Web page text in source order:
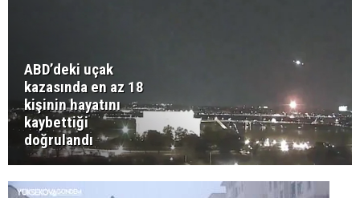
ABD’deki uçak
kazasında en az 18
kişinin hayatını
kaybettiği
doğrulandı